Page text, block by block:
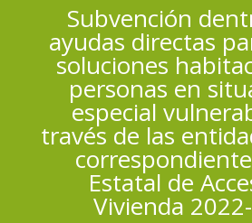
Subvención
ayudas directas
soluciones
personas en
especial
través de las
Estatal de
Vivienda